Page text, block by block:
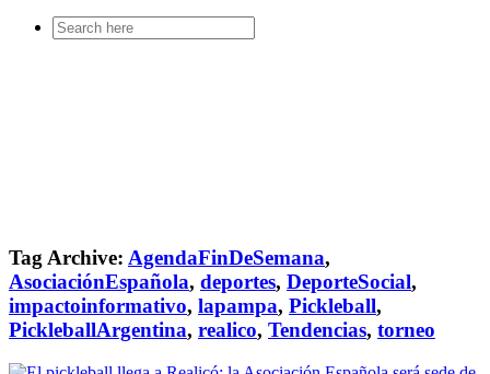
Search
for:
Tag Archive: AgendaFinDeSemana,
AsociaciónEspañola, deportes, DeporteSocial,
impactoinformativo, lapampa, Pickleball,
PickleballArgentina, realico, Tendencias, torneo